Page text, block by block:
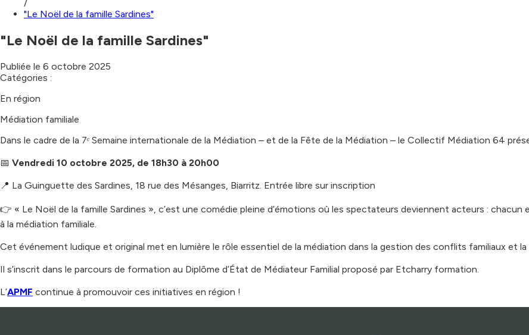
/
"Le Noël de la famille Sardines"
"Le Noël de la famille Sardines"
Publiée le 6 octobre 2025
Catégories :
En région
Médiation familiale
Dans le cadre de la 7ᵉ Semaine internationale de la Médiation – et de la Fête de la Médiation – le Collectif Médiation 64
📅 Vendredi 10 octobre 2025, de 18h30 à 20h00
📍 La Guinguette des Sardines, 18 rue des Mésanges, Biarritz. Entrée libre sur inscription
👉 « Le Noël de la famille Sardines », c’est une comédie pleine d’émotions où les spectateurs deviennent acteurs : chacun
à la médiation familiale.
Cet événement ludique et original met en lumière le rôle essentiel de la médiation dans la gestion des conflits familiaux et
Il s’inscrit dans le parcours de formation au Diplôme d’État de Médiateur Familial proposé par Etcharry formation.
L’APMF continue à promouvoir ces initiatives en région !